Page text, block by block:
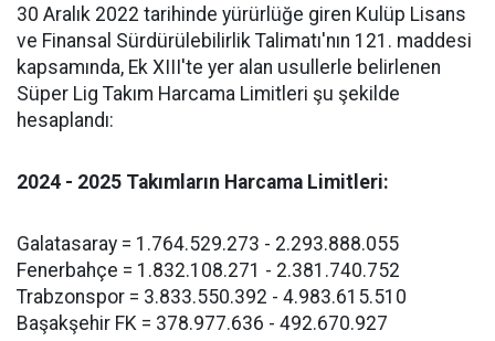
30 Aralık 2022 tarihinde yürürlüğe giren Kulüp Lisans
ve Finansal Sürdürülebilirlik Talimatı'nın 121. maddesi
kapsamında, Ek XIII'te yer alan usullerle belirlenen
Süper Lig Takım Harcama Limitleri şu şekilde
hesaplandı:
2024 - 2025 Takımların Harcama Limitleri:
Galatasaray = 1.764.529.273 - 2.293.888.055
Fenerbahçe = 1.832.108.271 - 2.381.740.752
Trabzonspor = 3.833.550.392 - 4.983.615.510
Başakşehir FK = 378.977.636 - 492.670.927